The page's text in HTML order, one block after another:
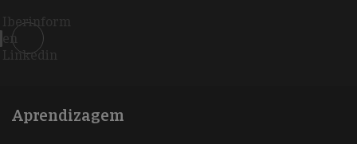
Iberinform
en
Linkedin
Aprendizagem